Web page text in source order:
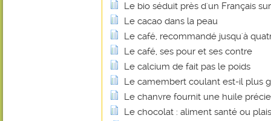
Le bio séduit près d'un Français
Le cacao dans la peau
Le café, recommandé jusqu'à
Le café, ses pour et ses contre
Le calcium de fait pas le poids
Le camembert coulant est-il plus
Le chanvre fournit une huile
Le chocolat : aliment santé ou